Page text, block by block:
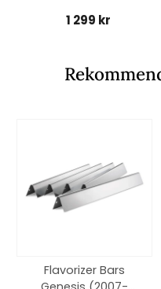
1 299 kr
Flavorizer Bars